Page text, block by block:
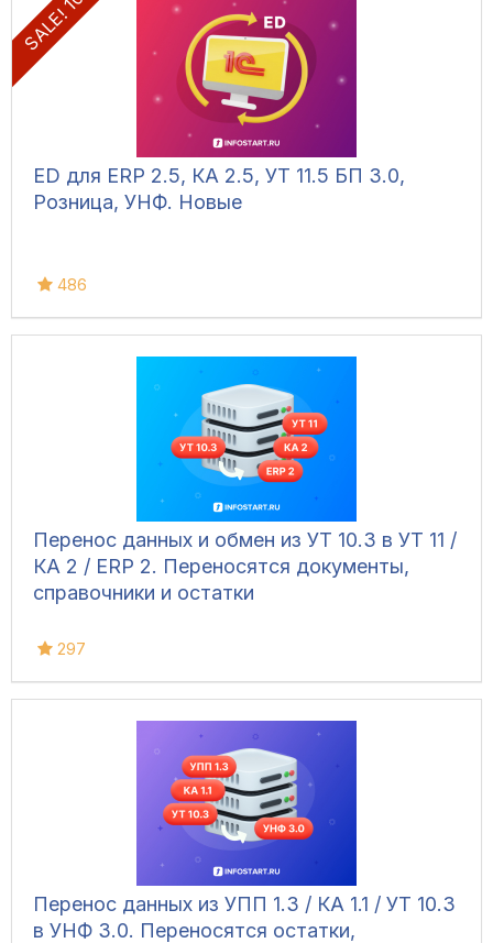
ED для ERP 2.5, КА 2.5, УТ 11.5 БП 3.0,
Розница, УНФ. Новые
486
Перенос данных и обмен из УТ 10.3 в УТ 11 /
КА 2 / ERP 2. Переносятся документы,
справочники и остатки
297
Перенос данных из УПП 1.3 / КА 1.1 / УТ 10.3
в УНФ 3.0. Переносятся остатки,